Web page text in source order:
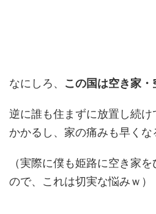
なにしろ、 この国は空き家・
逆に誰も住まずに放置し続
かかるし、家の痛みも早くな
（実際に僕も姫路に空き家
ので、これは切実な悩みｗ）